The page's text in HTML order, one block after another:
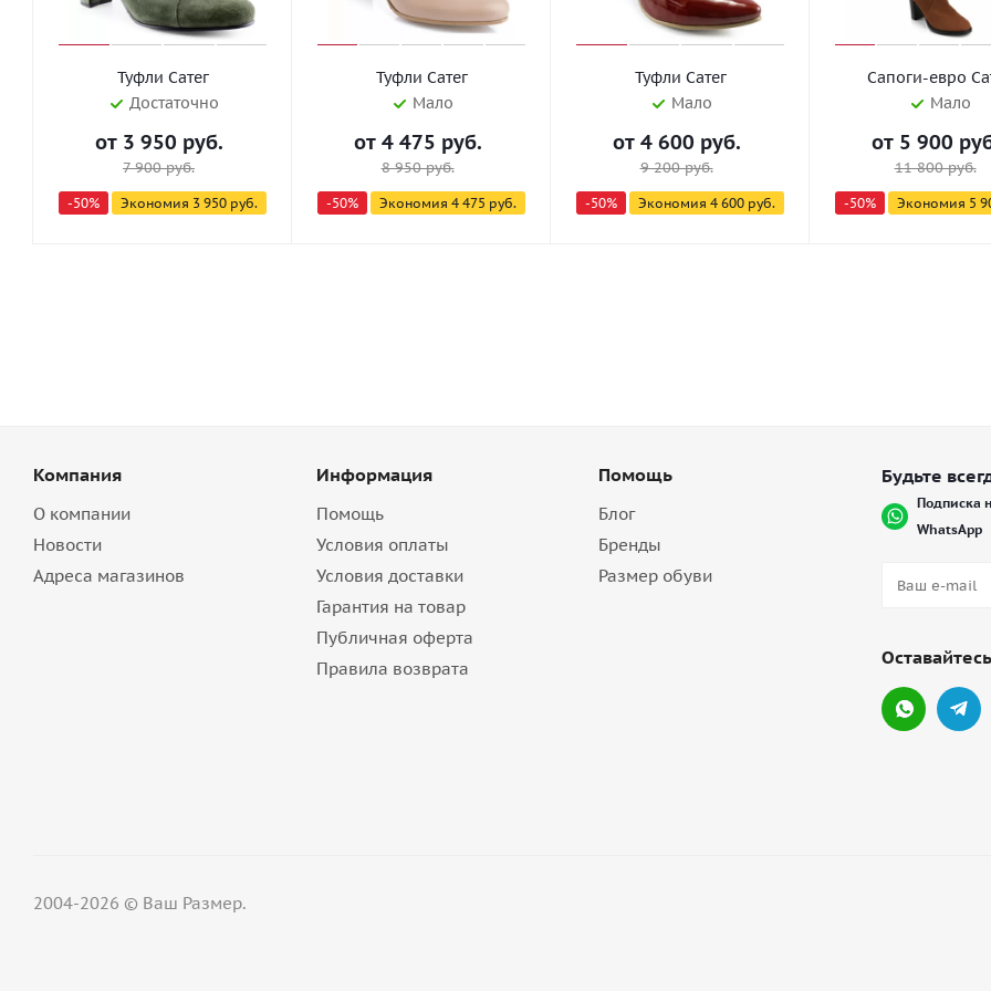
Туфли Сатег
Достаточно
от 3 950 руб.
7 900 руб.
-50% Экономия 3 950 руб.
Туфли Сатег
Мало
от 4 475 руб.
8 950 руб.
-50% Экономия 4 475 руб.
Туфли Сатег
Мало
от 4 600 руб.
9 200 руб.
-50% Экономия 4 600 руб.
Сапоги-евро
Мало
от 5 900
11 800 руб.
-50% Экономия 5
Компания
О компании
Новости
Адреса магазинов
Информация
Помощь
Условия оплаты
Условия доставки
Гарантия на товар
Публичная оферта
Правила возврата
Помощь
Блог
Бренды
Размер обуви
Будьте
Подписка
WhatsApp
2004-2026 © Ваш Размер.